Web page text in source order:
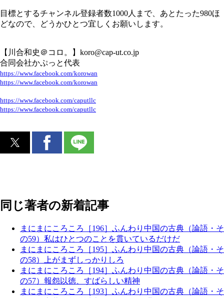
目標とするチャンネル登録者数1000人まで、あとたった980ほ
どなので、どうかひとつ宜しくお願いします。
【川合和史＠コロ。】koro@cap-ut.co.jp
合同会社かぷっと代表
https://www.facebook.com/korowan
https://www.facebook.com/korowan
https://www.facebook.com/caputllc
https://www.facebook.com/caputllc
同じ著者の新着記事
まにまにころころ［196］ふんわり中国の古典（論語・そ
の59）私はひとつのことを貫いているだけだ
まにまにころころ［195］ふんわり中国の古典（論語・そ
の58）上がまずしっかりしろ
まにまにころころ［194］ふんわり中国の古典（論語・そ
の57）報怨以徳、すばらしい精神
まにまにころころ［193］ふんわり中国の古典（論語・そ